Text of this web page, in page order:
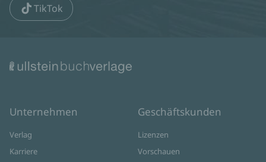
TikTok
Unternehmen
Verlag
Karriere
Geschäftskunden
Lizenzen
Vorschauen